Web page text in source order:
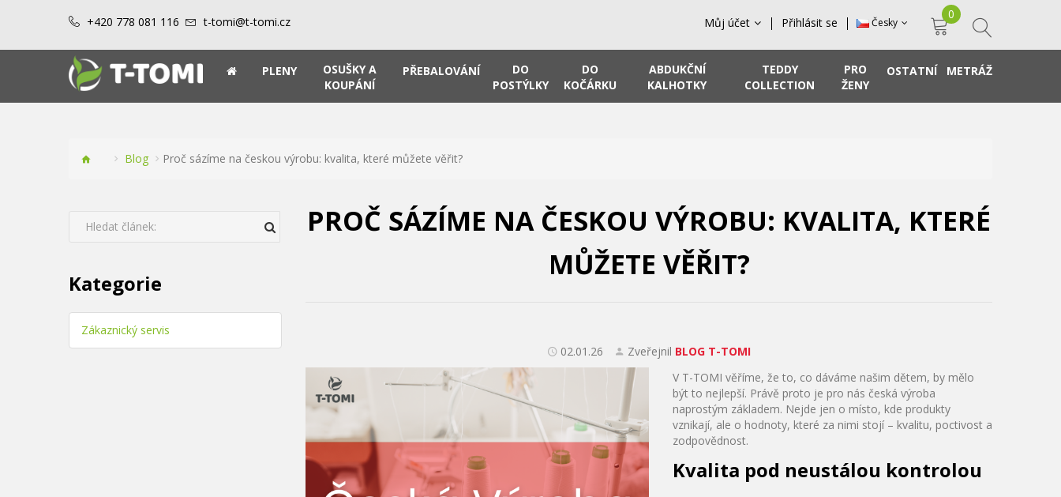
+420 778 081 116 t-tomi@t-tomi.cz Můj účet Přihlásit se Česky
0
PLENY
OSUŠKY A
KOUPÁNÍ
PŘEBALOVÁNÍ
DO
POSTÝLKY
DO
KOČÁRKU
ABDUKČNÍ
KALHOTKY
TEDDY
COLLECTION
PRO
ŽENY
OSTATNÍ METRÁŽ
Blog Proč sázíme na českou výrobu: kvalita, které můžete věřit?
Kategorie
Zákaznický servis
PROČ SÁZÍME NA ČESKOU VÝROBU: KVALITA, KTERÉ
MŮŽETE VĚŘIT?
02.01.26 Zveřejnil BLOG T-TOMI
V T-TOMI věříme, že to, co dáváme našim dětem, by mělo
být to nejlepší. Právě proto je pro nás česká výroba
naprostým základem. Nejde jen o místo, kde produkty
vznikají, ale o hodnoty, které za nimi stojí – kvalitu, poctivost a
zodpovědnost.
Kvalita pod neustálou kontrolou